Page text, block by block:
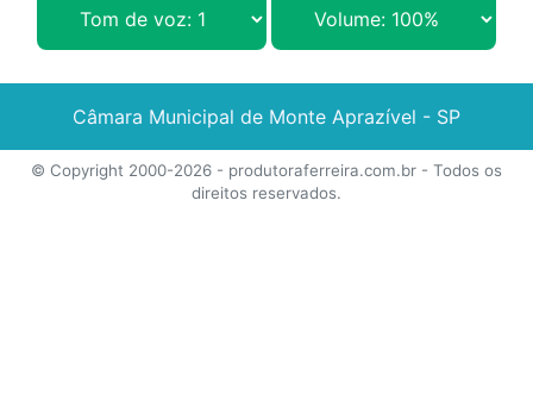
Câmara Municipal de Monte Aprazível - SP
© Copyright 2000-2026 - produtoraferreira.com.br - Todos os
direitos reservados.